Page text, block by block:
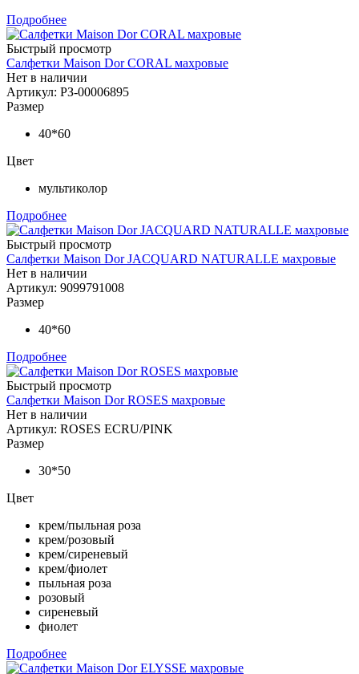
Подробнее
Быстрый просмотр
Салфетки Maison Dor CORAL махровые
Нет в наличии
Артикул: РЗ-00006895
Размер
40*60
Цвет
мультиколор
Подробнее
Быстрый просмотр
Салфетки Maison Dor JACQUARD NATURALLE махровые
Нет в наличии
Артикул: 9099791008
Размер
40*60
Подробнее
Быстрый просмотр
Салфетки Maison Dor ROSES махровые
Нет в наличии
Артикул: ROSES ECRU/PINK
Размер
30*50
Цвет
крем/пыльная роза
крем/розовый
крем/сиреневый
крем/фиолет
пыльная роза
розовый
сиреневый
фиолет
Подробнее